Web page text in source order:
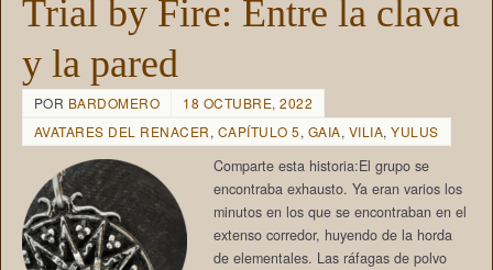
Trial by Fire: Entre la clava
y la pared
POR BARDOMERO
18 OCTUBRE, 2022
AVATARES DEL RENACER, CAPÍTULO 5, GAIA, VILIA,YULUS
Comparte esta historia:El grupo se
encontraba exhausto. Ya eran varios los
minutos en los que se encontraban en el
extenso corredor, huyendo de la horda
de elementales. Las ráfagas de polvo